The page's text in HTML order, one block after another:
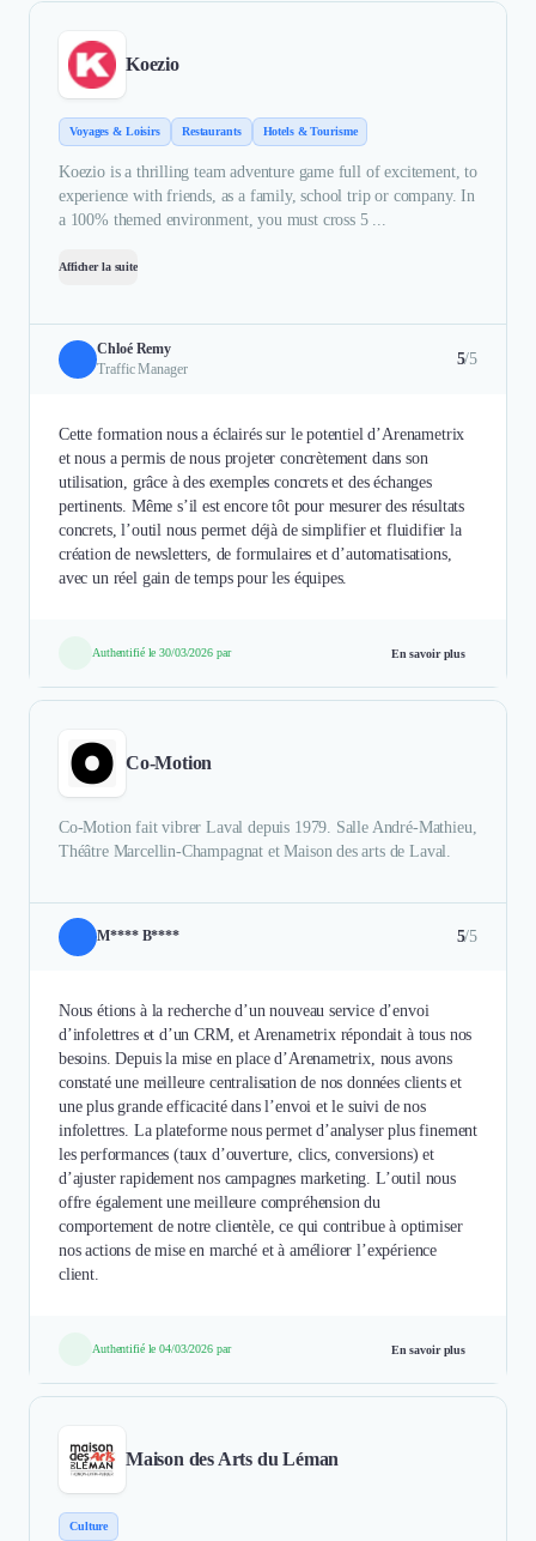
Koezio
Voyages & Loisirs Restaurants Hotels & Tourisme
Koezio is a thrilling team adventure game full of excitement, to
experience with friends, as a family, school trip or company. In
a 100% themed environment, you must cross 5 ...
Afficher la suite
Chloé Remy
Traffic Manager
5/5
Cette formation nous a éclairés sur le potentiel d’Arenametrix
et nous a permis de nous projeter concrètement dans son
utilisation, grâce à des exemples concrets et des échanges
pertinents. Même s’il est encore tôt pour mesurer des résultats
concrets, l’outil nous permet déjà de simplifier et fluidifier la
création de newsletters, de formulaires et d’automatisations,
avec un réel gain de temps pour les équipes.
Authentifié le 30/03/2026 par En savoir plus
Co-Motion
Co-Motion fait vibrer Laval depuis 1979. Salle André-Mathieu,
Théâtre Marcellin-Champagnat et Maison des arts de Laval.
M**** B**** 5/5
Nous étions à la recherche d’un nouveau service d’envoi
d’infolettres et d’un CRM, et Arenametrix répondait à tous nos
besoins. Depuis la mise en place d’Arenametrix, nous avons
constaté une meilleure centralisation de nos données clients et
une plus grande efficacité dans l’envoi et le suivi de nos
infolettres. La plateforme nous permet d’analyser plus finement
les performances (taux d’ouverture, clics, conversions) et
d’ajuster rapidement nos campagnes marketing. L’outil nous
offre également une meilleure compréhension du
comportement de notre clientèle, ce qui contribue à optimiser
nos actions de mise en marché et à améliorer l’expérience
client.
Authentifié le 04/03/2026 par En savoir plus
Maison des Arts du Léman
Culture